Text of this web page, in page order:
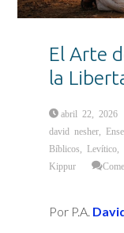
El Arte
la
abril 22, 2026
david nesher
Bíblicos
Levítico ,
Kippur
Por P.A.